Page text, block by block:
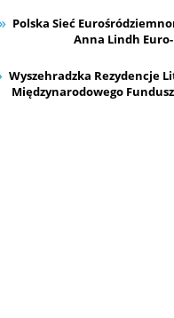
Polska Sieć
Anna Lindh
Wyszehradzka Rezydencje
Międzynarodowego